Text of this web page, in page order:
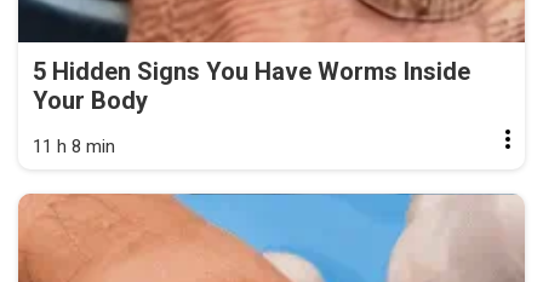
5 Hidden Signs You Have Worms Inside
Your Body
11 h 8 min